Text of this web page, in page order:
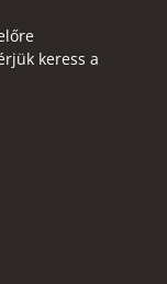
keress a